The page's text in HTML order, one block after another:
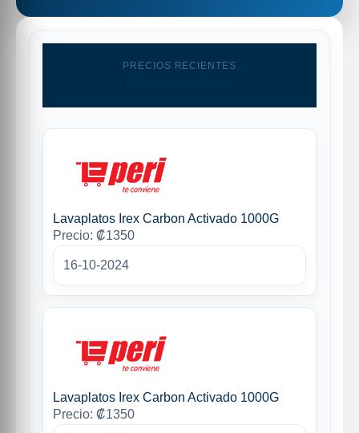
PRECIOS RECIENTES
Lavaplatos Irex Carbon Activado 1000G
Precio: ₡1350
16-10-2024
Lavaplatos Irex Carbon Activado 1000G
Precio: ₡1350